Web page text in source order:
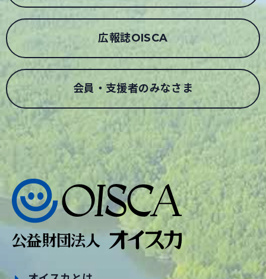
広報誌OISCA
会員・支援者のみなさま